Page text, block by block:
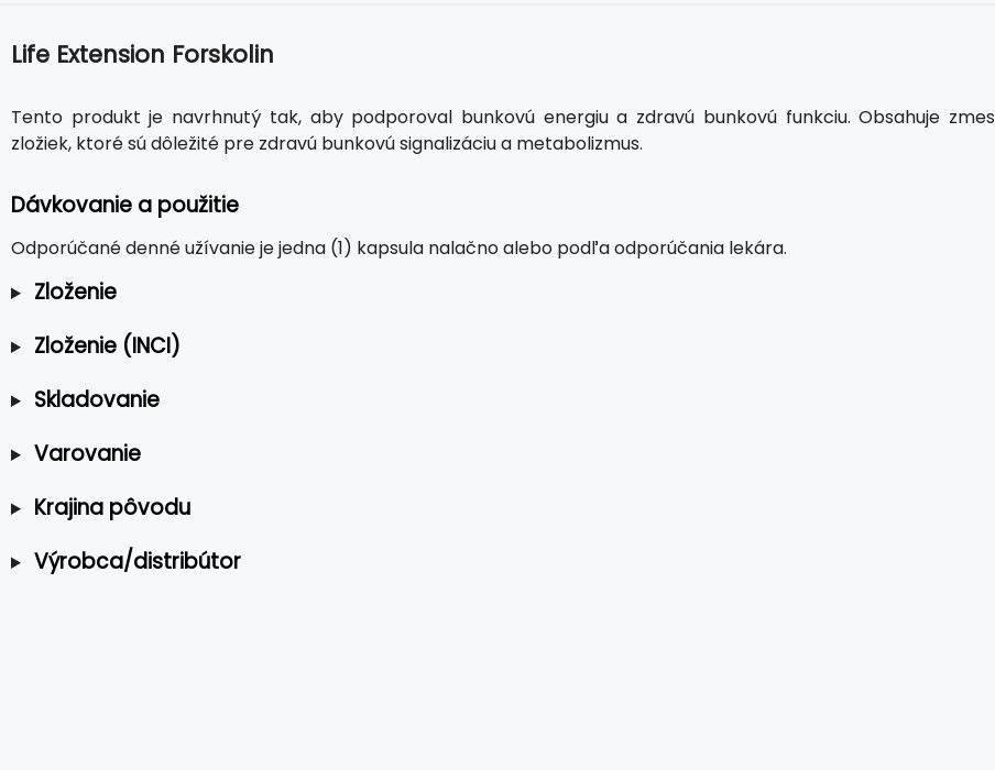
Life Extension Forskolin
Tento produkt je navrhnutý tak, aby podporoval bunkovú energiu a zdravú bunkovú funkciu. Obsahuje zmes
zložiek, ktoré sú dôležité pre zdravú bunkovú signalizáciu a metabolizmus.
Dávkovanie a použitie
Odporúčané denné užívanie je jedna (1) kapsula nalačno alebo podľa odporúčania lekára.
Zloženie
Zloženie (INCI)
Skladovanie
Varovanie
Krajina pôvodu
Výrobca/distribútor